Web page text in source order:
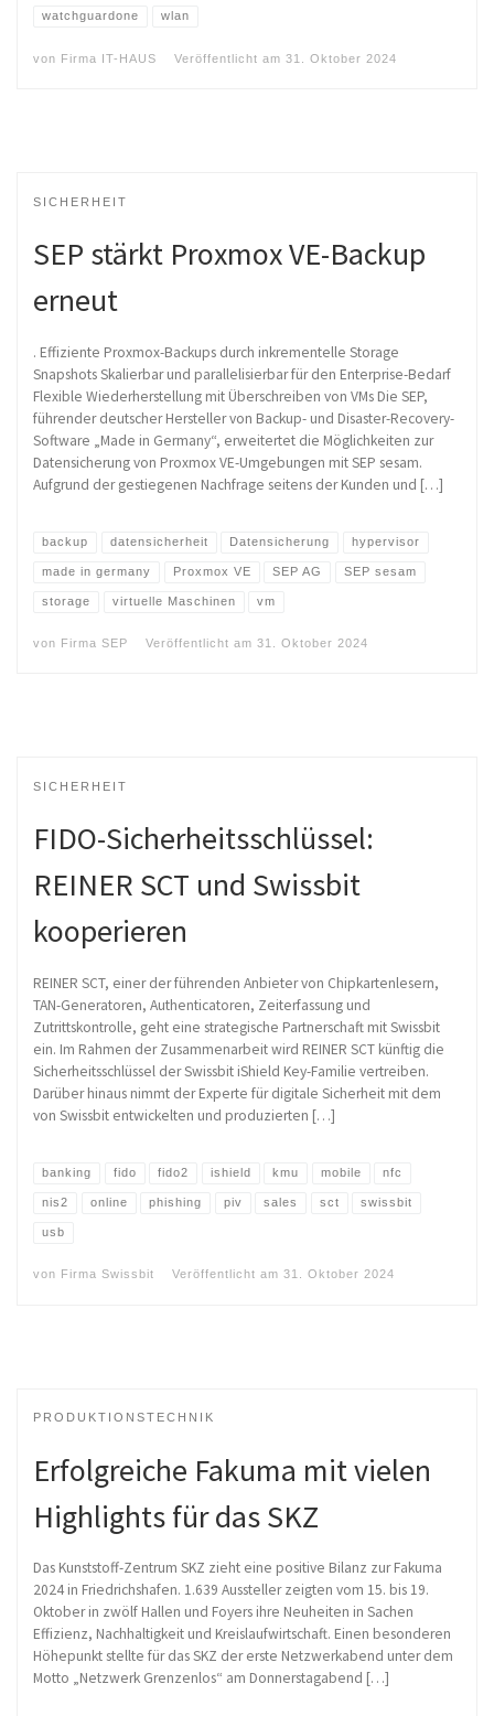
watchguardone wlan
von Firma IT-HAUS Veröffentlicht am 31. Oktober 2024
SICHERHEIT
SEP stärkt Proxmox VE-Backup
erneut
. Effiziente Proxmox-Backups durch inkrementelle Storage
Snapshots Skalierbar und parallelisierbar für den Enterprise-Bedarf
Flexible Wiederherstellung mit Überschreiben von VMs Die SEP,
führender deutscher Hersteller von Backup- und Disaster-Recovery-
Software „Made in Germany“, erweitertet die Möglichkeiten zur
Datensicherung von Proxmox VE-Umgebungen mit SEP sesam.
Aufgrund der gestiegenen Nachfrage seitens der Kunden und […]
backup datensicherheit Datensicherung hypervisor
made in germany Proxmox VE SEP AG SEP sesam
storage virtuelle Maschinen vm
von Firma SEP Veröffentlicht am 31. Oktober 2024
SICHERHEIT
FIDO-Sicherheitsschlüssel:
REINER SCT und Swissbit
kooperieren
REINER SCT, einer der führenden Anbieter von Chipkartenlesern,
TAN-Generatoren, Authenticatoren, Zeiterfassung und
Zutrittskontrolle, geht eine strategische Partnerschaft mit Swissbit
ein. Im Rahmen der Zusammenarbeit wird REINER SCT künftig die
Sicherheitsschlüssel der Swissbit iShield Key-Familie vertreiben.
Darüber hinaus nimmt der Experte für digitale Sicherheit mit dem
von Swissbit entwickelten und produzierten […]
banking fido fido2 ishield kmu mobile nfc
nis2 online phishing piv sales sct swissbit
usb
von Firma Swissbit Veröffentlicht am 31. Oktober 2024
PRODUKTIONSTECHNIK
Erfolgreiche Fakuma mit vielen
Highlights für das SKZ
Das Kunststoff-Zentrum SKZ zieht eine positive Bilanz zur Fakuma
2024 in Friedrichshafen. 1.639 Aussteller zeigten vom 15. bis 19.
Oktober in zwölf Hallen und Foyers ihre Neuheiten in Sachen
Effizienz, Nachhaltigkeit und Kreislaufwirtschaft. Einen besonderen
Höhepunkt stellte für das SKZ der erste Netzwerkabend unter dem
Motto „Netzwerk Grenzenlos“ am Donnerstagabend […]